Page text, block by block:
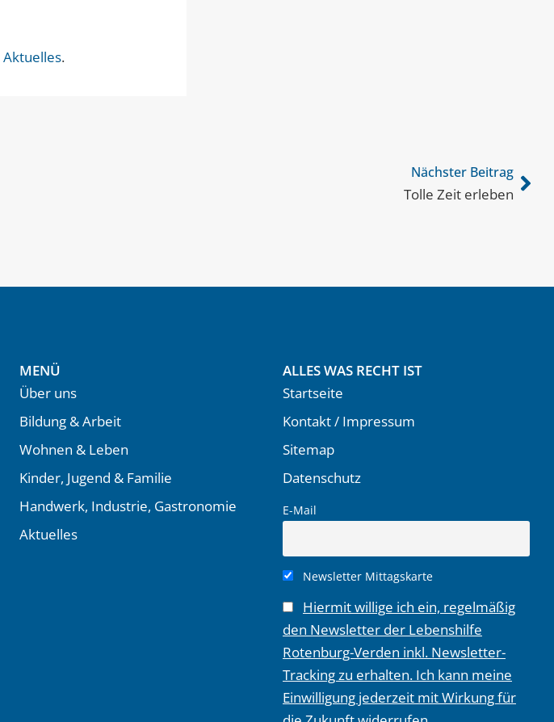
Aktuelles.
Nächster Beitrag
Tolle Zeit erleben
MENÜ
Über uns
Bildung & Arbeit
Wohnen & Leben
Kinder, Jugend & Familie
Handwerk, Industrie, Gastronomie
Aktuelles
ALLES WAS RECHT IST
Startseite
Kontakt / Impressum
Sitemap
Datenschutz
E-Mail
Newsletter Mittagskarte
Hiermit willige ich ein, regelmäßig
den Newsletter der Lebenshilfe
Rotenburg-Verden inkl. Newsletter-
Tracking zu erhalten. Ich kann meine
Einwilligung jederzeit mit Wirkung für